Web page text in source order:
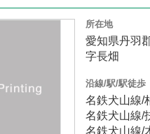
所在地
愛知県丹羽
字長畑
沿線/駅/駅徒歩
名鉄犬山線/
名鉄犬山線/
名鉄犬山線/